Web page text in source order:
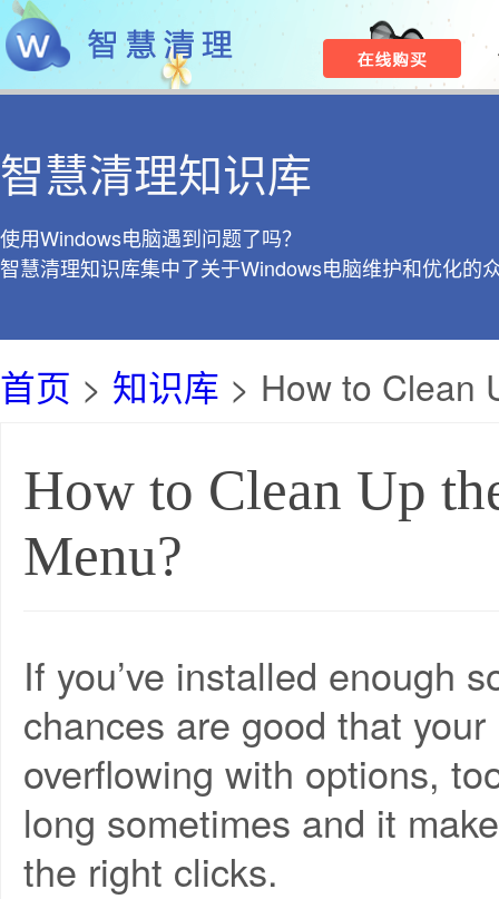
智慧清理知识库
使用Windows电脑遇到问题了吗？
智慧清理知识库集中了关于Windows电脑维护和优化的
首页 > 知识库 > How to Clean
How to Clean Up
Menu?
If you’ve installed enough
chances are good that
overflowing with options,
long sometimes and it
the right clicks.